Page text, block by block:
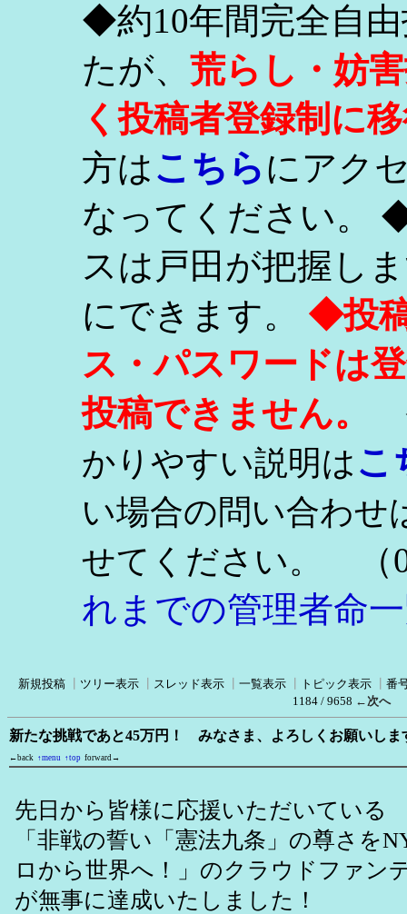
◆約10年間完全自
たが、 荒らし・妨
く投稿者登録制に
方はこちらにアク
なってください。
スは戸田が把握し
にできます。 ◆投
ス・パスワードは
投稿できません。
かりやすい説明はこ
い場合の問い合わせ
せてください。
（
れまでの管理者命
新規投稿 ツリー表示 スレッド表示 一覧表示 トピック表示
番
1184 / 9658 ←次へ
新たな挑戦であと45万円！ みなさま、よろしくお願いしま
←back ↑menu ↑top forward→
先日から皆様に応援いただいている
「非戦の誓い「憲法九条」の尊さを
ロから世界へ！」のクラウドファン
が無事に達成いたしました！